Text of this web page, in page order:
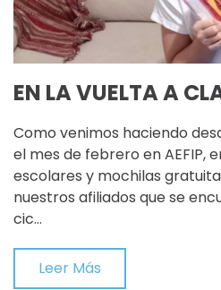
EN LA VUELTA A
Como venimos haciendo
el mes de febrero en AEFIP,
escolares y mochilas
nuestros afiliados que se
cic…
Leer Más